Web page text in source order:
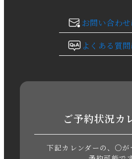
2023年10月
2023年8月
2023年5月
お問い合わ
よくある質
ご予約状況カ
下記カレンダーの、○が